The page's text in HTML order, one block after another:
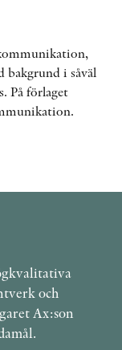
bakgrund i såväl
På förlaget
och
Ax:son